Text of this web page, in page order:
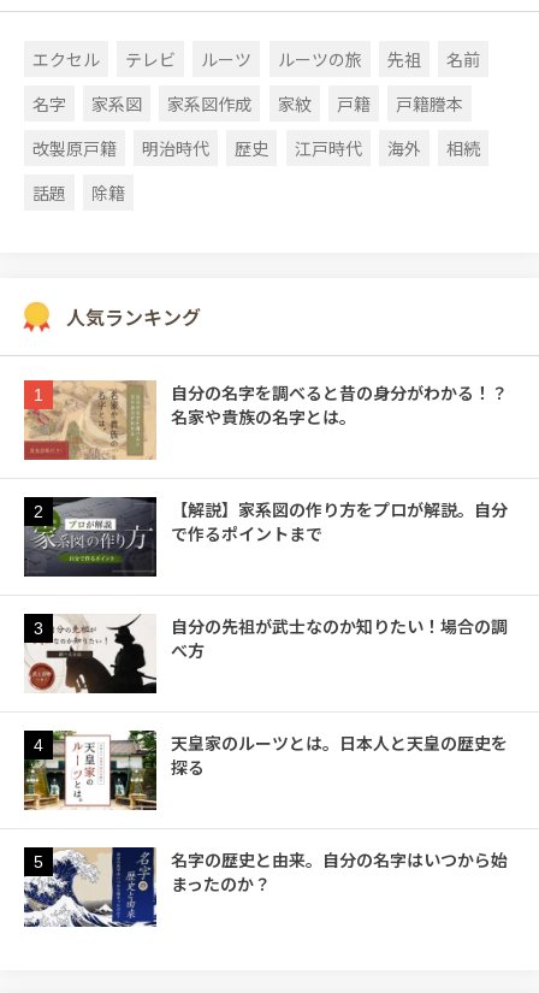
エクセル テレビ ルーツ ルーツの旅 先祖
名前
名字
家系図 家系図作成 家紋 戸籍
戸籍謄本
改製原戸籍
明治時代 歴史 江戸時代 海外
相続
話題
除籍
人気ランキング
1
自分の名字を調べると昔の身分がわかる！？
名家や貴族の名字とは。
2
【解説】家系図の作り方をプロが解説。自分
で作るポイントまで
3
自分の先祖が武士なのか知りたい！場合の調
べ方
4
天皇家のルーツとは。日本人と天皇の歴史を
探る
5
名字の歴史と由来。自分の名字はいつから始
まったのか？